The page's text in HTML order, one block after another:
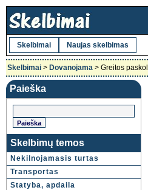
Skelbimai Naujas skelbimas
Skelbimai > Dovanojama > Greitos
Paieška
Skelbimų temos
Nekilnojamasis turtas
Transportas
Statyba, apdaila